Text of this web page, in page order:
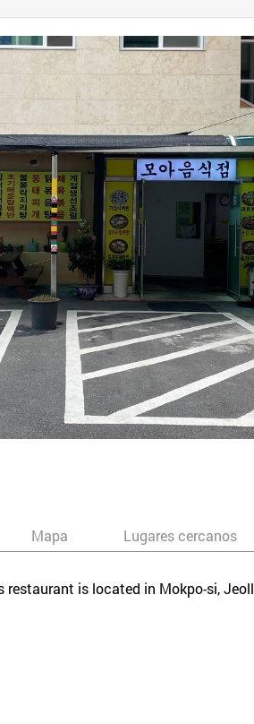
Mapa Lugares cercanos
restaurant is located in Mokpo-si,